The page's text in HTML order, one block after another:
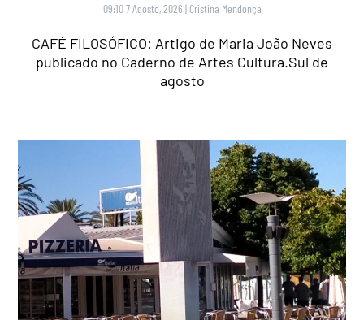
09:10 7 Agosto, 2026 | Cristina Mendonça
CAFÉ FILOSÓFICO: Artigo de Maria João Neves
publicado no Caderno de Artes Cultura.Sul de
agosto